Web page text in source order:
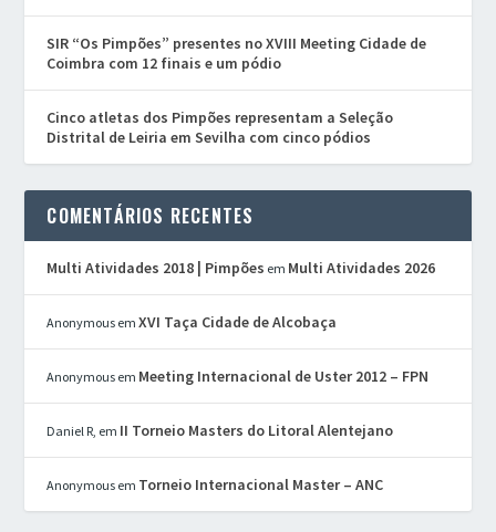
SIR “Os Pimpões” presentes no XVIII Meeting Cidade de
Coimbra com 12 finais e um pódio
Cinco atletas dos Pimpões representam a Seleção
Distrital de Leiria em Sevilha com cinco pódios
COMENTÁRIOS RECENTES
Multi Atividades 2018 | Pimpões em Multi Atividades 2026
Anonymous emXVI Taça Cidade de Alcobaça
Anonymous em Meeting Internacional de Uster 2012 – FPN
Daniel R, em II Torneio Masters do Litoral Alentejano
Anonymous em Torneio Internacional Master – ANC